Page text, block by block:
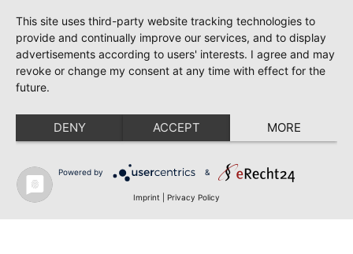
This site uses third-party website tracking technologies to
provide and continually improve our services, and to display
advertisements according to users' interests. I agree and may
revoke or change my consent at any time with effect for the
future.
DENY ACCEPT MORE
Powered by &
Imprint Privacy Policy